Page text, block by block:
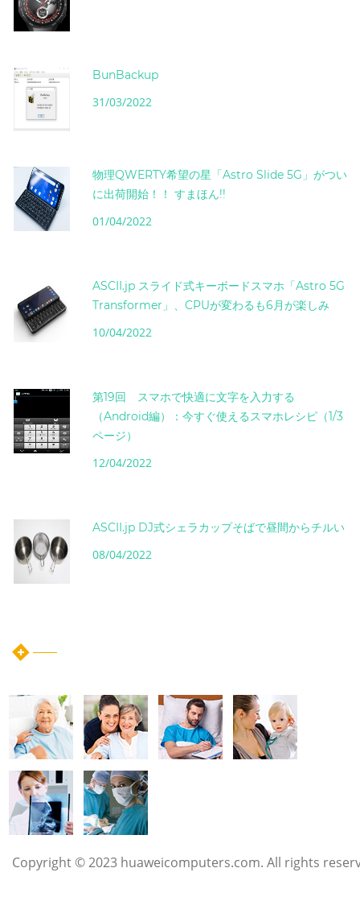
BunBackup
31/03/2022
物理QWERTY希望の星「Astro Slide 5G」がつい
に出荷開始！！ すまほん!!
01/04/2022
ASCII.jp スライド式キーボードスマホ「Astro 5G
Transformer」、CPUが変わるも6月が楽しみ
10/04/2022
第19回 スマホで快適に文字を入力する
（Android編）：今すぐ使えるスマホレシピ（1/3
ページ）
12/04/2022
ASCII.jp DJ式シェラカップそばで昼間からチルい
08/04/2022
Copyright © 2023 huaweicomputers.com. All rights